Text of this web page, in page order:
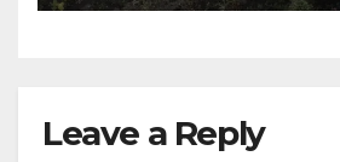
Leave a Reply